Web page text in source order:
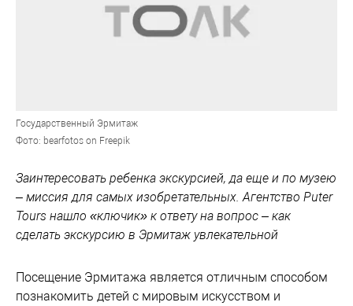
Государственный Эрмитаж
Фото: bearfotos on Freepik
Заинтересовать ребенка экскурсией, да еще и по музею
– миссия для самых изобретательных. Агентство Puter
Tours нашло «ключик» к ответу на вопрос – как
сделать экскурсию в Эрмитаж увлекательной
Посещение Эрмитажа является отличным способом
познакомить детей с мировым искусством и